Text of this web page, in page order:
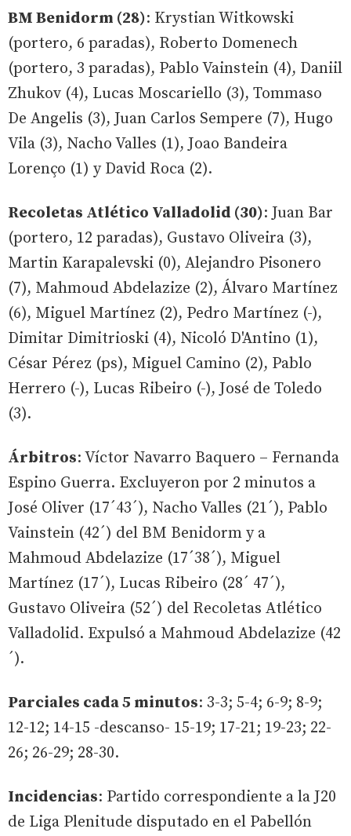
BM Benidorm (28): Krystian Witkowski
(portero, 6 paradas), Roberto Domenech
(portero, 3 paradas), Pablo Vainstein (4), Daniil
Zhukov (4), Lucas Moscariello (3), Tommaso
De Angelis (3), Juan Carlos Sempere (7), Hugo
Vila (3), Nacho Valles (1), Joao Bandeira
Lorenço (1) y David Roca (2).
Recoletas Atlético Valladolid (30): Juan Bar
(portero, 12 paradas), Gustavo Oliveira (3),
Martin Karapalevski (0), Alejandro Pisonero
(7), Mahmoud Abdelazize (2), Álvaro Martínez
(6), Miguel Martínez (2), Pedro Martínez (-),
Dimitar Dimitrioski (4), Nicoló D'Antino (1),
César Pérez (ps), Miguel Camino (2), Pablo
Herrero (-), Lucas Ribeiro (-), José de Toledo
(3).
Árbitros: Víctor Navarro Baquero – Fernanda
Espino Guerra. Excluyeron por 2 minutos a
José Oliver (17´43´), Nacho Valles (21´), Pablo
Vainstein (42´) del BM Benidorm y a
Mahmoud Abdelazize (17´38´), Miguel
Martínez (17´), Lucas Ribeiro (28´ 47´),
Gustavo Oliveira (52´) del Recoletas Atlético
Valladolid. Expulsó a Mahmoud Abdelazize (42
´).
Parciales cada 5 minutos: 3-3; 5-4; 6-9; 8-9;
12-12; 14-15 -descanso- 15-19; 17-21; 19-23; 22-
26; 26-29; 28-30.
Incidencias: Partido correspondiente a la J20
de Liga Plenitude disputado en el Pabellón